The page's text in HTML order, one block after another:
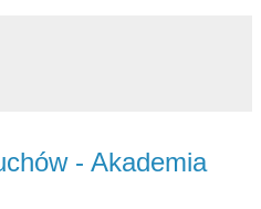
- Akademia